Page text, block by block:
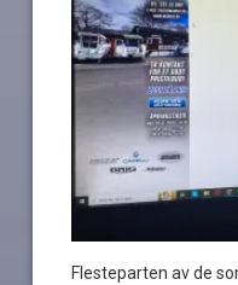
Flesteparten av de